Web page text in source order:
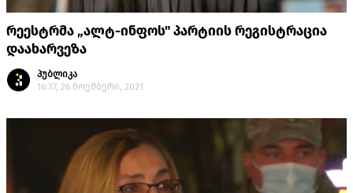
რეესტრმა „ალტ-ინფოს" პარტიის რეგისტრაცია
დაახარვეზა
პუბლიკა
16:37, 26 ნოემბერი, 2021